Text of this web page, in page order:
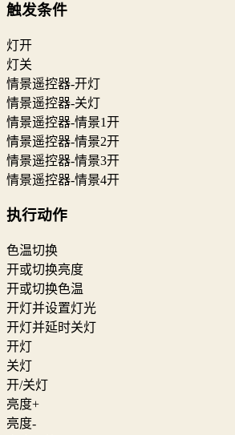
触发条件
灯开
灯关
情景遥控器-开灯
情景遥控器-关灯
情景遥控器-情景1开
情景遥控器-情景2开
情景遥控器-情景3开
情景遥控器-情景4开
执行动作
色温切换
开或切换亮度
开或切换色温
开灯并设置灯光
开灯并延时关灯
开灯
关灯
开/关灯
亮度+
亮度-